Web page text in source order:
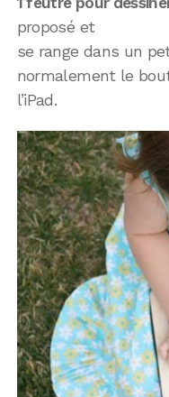
proposé et
se range dans un
normalement le
l’iPad.